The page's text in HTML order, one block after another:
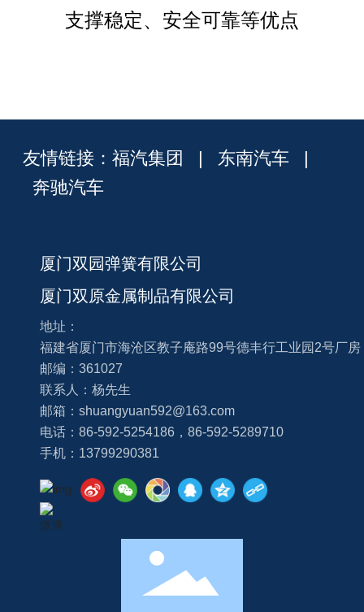
支撑稳定、安全可靠等优点
友情链接：福汽集团 | 东南汽车 |
奔驰汽车
厦门双园弹簧有限公司
厦门双原金属制品有限公司
地址：
福建省厦门市海沧区教子庵路99号德丰行工业园2号厂房
邮编：361027
联系人：杨先生
邮箱： shuangyuan592@163.com
电话： 86-592-5254186， 86-592-5289710
手机： 13799290381